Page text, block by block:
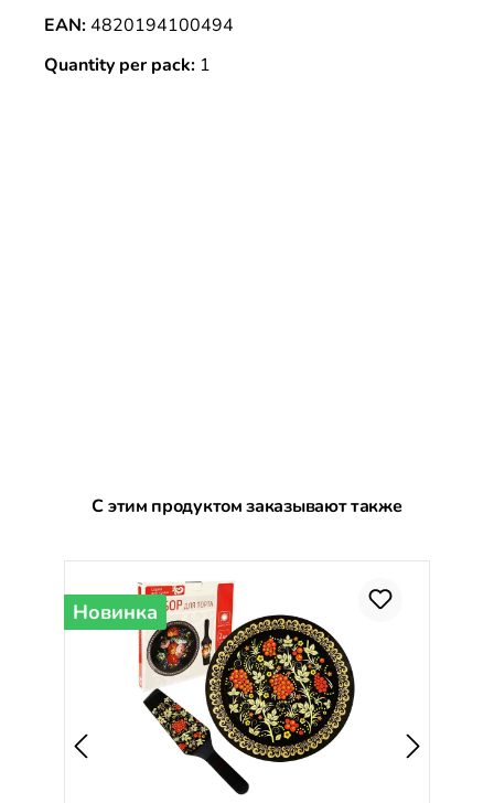
EAN:4820194100494
Quantity per pack: 1
Пропустить галерею продуктов
С этим продуктом заказывают также
Новинка